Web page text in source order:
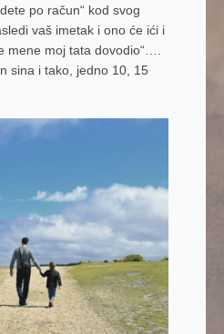
po račun“ kod svog
vaš imetak i ono će ići i
mene moj tata dovodio“….
sina i tako, jedno 10, 15